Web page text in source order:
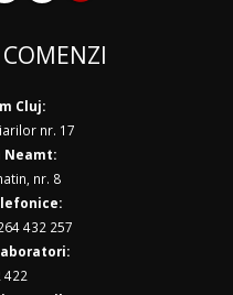
Cluj:
nr. 17
Neamt:
nr. 8
432 257
422